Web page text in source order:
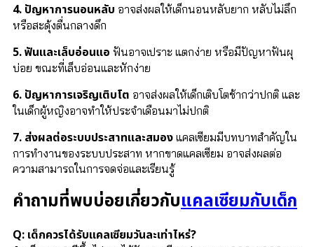
4. ปัญหาการนอนหลับ อาจส่งผลให้เด็กนอนหลับยาก หลับไม่ลึก
หรือสะดุ้งตื่นกลางดึก
5. ฟันและเล็บอ่อนแอ ฟันอาจเปราะ แตกง่าย หรือมีปัญหาฟันผุ
บ่อย ขณะที่เล็บอ่อนและหักง่าย
6. ปัญหาการเจริญเติบโต อาจส่งผลให้เด็กเติบโตช้ากว่าปกติ และ
ในเด็กผู้หญิงอาจทำให้ประจำเดือนมาไม่ปกติ
7. ส่งผลต่อระบบประสาทและสมอง แคลเซียมมีบทบาทสำคัญใน
การทำงานของระบบประสาท หากขาดแคลเซียม อาจส่งผลต่อ
ความสามารถในการจดจ่อและเรียนรู้
คำถามที่พบบ่อยเกี่ยวกับแคลเซียมกับเด็ก
Q: เด็กควรได้รับแคลเซียมวันละเท่าไหร่?